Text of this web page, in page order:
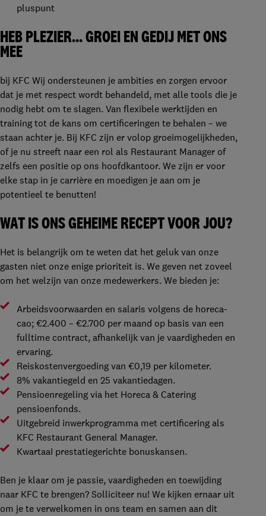
pluspunt
HEB PLEZIER… GROEI EN GEDIJ MET ONS
MEE
bij KFC Wij ondersteunen je ambities en zorgen ervoor
dat je met respect wordt behandeld, met alle tools die je
nodig hebt om te slagen. Van flexibele werktijden en
training tot de kans om certificeringen te behalen – we
staan achter je. Bij KFC zijn er volop groeimogelijkheden,
of je nu streeft naar een rol als Restaurant Manager of
zelfs een positie op ons hoofdkantoor. We zijn er voor
elke stap in je carrière en moedigen je aan om je
potentieel te benutten!
WAT IS ONS GEHEIME RECEPT VOOR JOU?
Het is belangrijk om te weten dat het geluk van onze
gasten niet onze enige prioriteit is. We geven net zoveel
om het welzijn van onze medewerkers. We bieden je:
Arbeidsvoorwaarden en salaris volgens de horeca-
cao; €2.400 – €2.700 per maand op basis van een
fulltime contract, afhankelijk van je vaardigheden en
ervaring.
Reiskostenvergoeding van €0,19 per kilometer.
8% vakantiegeld en 25 vakantiedagen.
Pensioenregeling via het Horeca & Catering
pensioenfonds.
Uitgebreid inwerkprogramma met certificering als
KFC Restaurant General Manager.
KwartaaI prestatiegerichte bonuskansen.
Ben je klaar om je passie, vaardigheden en toewijding
naar KFC te brengen? Solliciteer nu! We kijken ernaar uit
om je te verwelkomen in ons team en samen aan dit